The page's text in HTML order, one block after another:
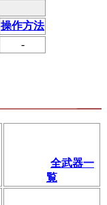
操作方法
-
全武器一
覧